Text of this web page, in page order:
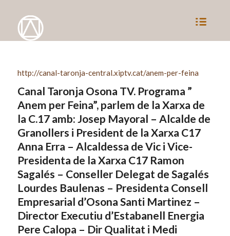
http://canal-taronja-central.xiptv.cat/anem-per-feina
Canal Taronja Osona TV. Programa ”
Anem per Feina”, parlem de la Xarxa de
la C.17 amb: Josep Mayoral – Alcalde de
Granollers i President de la Xarxa C17
Anna Erra – Alcaldessa de Vic i Vice-
Presidenta de la Xarxa C17 Ramon
Sagalés – Conseller Delegat de Sagalés
Lourdes Baulenas – Presidenta Consell
Empresarial d’Osona Santi Martinez –
Director Executiu d’Estabanell Energia
Pere Calopa – Dir Qualitat i Medi